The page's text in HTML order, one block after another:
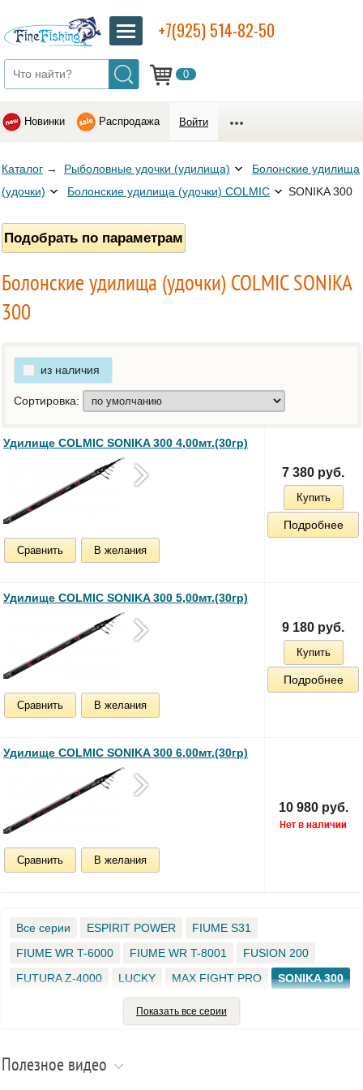
0
+7(925) 514-82-50
Новинки Распродажа Войти
Каталог → Рыболовные удочки (удилища)
Болонские удилища
(удочки)
Болонские удилища (удочки) COLMIC SONIKA 300
Подобрать по параметрам
Болонские удилища (удочки) COLMIC SONIKA
300
из наличия
Сортировка:
Удилище COLMIC SONIKA 300 4,00мт.(30гр)
Сравнить В желания
7 380 руб.
Купить
Подробнее
Удилище COLMIC SONIKA 300 5,00мт.(30гр)
Сравнить В желания
9 180 руб.
Купить
Подробнее
Удилище COLMIC SONIKA 300 6,00мт.(30гр)
Сравнить В желания
10 980 руб.
Все серии ESPIRIT POWER
FIUME S31
FIUME WR T-6000
FIUME WR T-8001
FUSION 200
FUTURA Z-4000
LUCKY MAX FIGHT PRO
SONIKA 300
COMPASS
COMPETIZIONE XXT
Показать все серии
Полезное видео